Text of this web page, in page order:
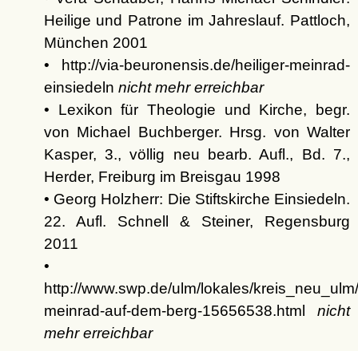
Heilige und Patrone im Jahreslauf. Pattloch,
München 2001
• http://via-beuronensis.de/heiliger-meinrad-
einsiedeln nicht mehr erreichbar
• Lexikon für Theologie und Kirche, begr.
von Michael Buchberger. Hrsg. von Walter
Kasper, 3., völlig neu bearb. Aufl., Bd. 7.,
Herder, Freiburg im Breisgau 1998
• Georg Holzherr: Die Stiftskirche Einsiedeln.
22. Aufl. Schnell & Steiner, Regensburg
2011
•
http://www.swp.de/ulm/lokales/
meinrad-auf-dem-berg-15656538.html nicht
mehr erreichbar